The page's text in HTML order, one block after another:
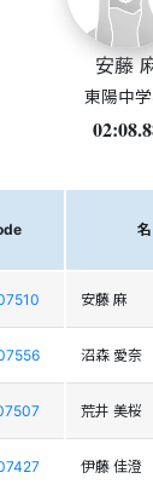
安藤
東陽中
安藤 麻
沼森 愛奈
荒井 美桜
伊藤 佳澄